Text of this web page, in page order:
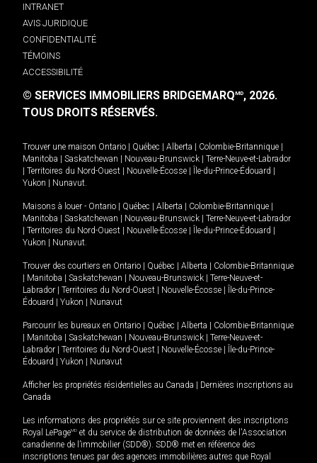
INTRANET
AVIS JURIDIQUE
CONFIDENTIALITÉ
TÉMOINS
ACCESSIBILITÉ
© SERVICES IMMOBILIERS BRIDGEMARQMD, 2026.
TOUS DROITS RÉSERVÉS.
Trouver une maison Ontario Québec Alberta Colombie-Britannique
Manitoba
Saskatchewan Nouveau-Brunswick
Terre-Neuve-et-Labrador
Territoires du Nord-Ouest Nouvelle-Écosse Île-du-Prince-Édouard
Yukon
Nunavut.
Maisons à louer - Ontario Québec Alberta Colombie-Britannique
Manitoba
Saskatchewan Nouveau-Brunswick
Terre-Neuve-et-Labrador
Territoires du Nord-Ouest Nouvelle-Écosse Île-du-Prince-Édouard
Yukon
Nunavut.
Trouver des courtiers en Ontario Québec Alberta
Colombie-Britannique
Manitoba Saskatchewan Nouveau-Brunswick
Terre-Neuve-et-
Labrador
Territoires du Nord-Ouest Nouvelle-Écosse
Île-du-Prince-
Édouard
Yukon Nunavut
Parcourir les bureaux en Ontario Québec Alberta
Colombie-Britannique
Manitoba Saskatchewan Nouveau-Brunswick
Terre-Neuve-et-
Labrador
Territoires du Nord-Ouest Nouvelle-Écosse
Île-du-Prince-
Édouard
Yukon Nunavut
Afficher les propriétés résidentielles au Canada
Dernières inscriptions au
Canada
Les informations des propriétés sur ce site proviennent des inscriptions
Royal LePageMD et du service de distribution de données de l'Association
canadienne de l’immobilier (SDD®). SDD® met en référence des
inscriptions tenues par des agences immobilières autres que Royal